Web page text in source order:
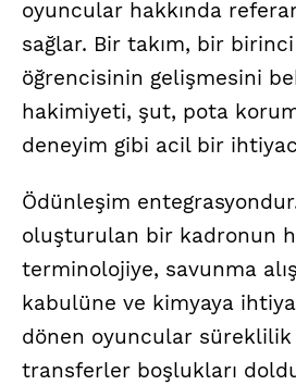
oyuncular hakkında
sağlar. Bir takım, bir birinci
öğrencisinin gelişmesini
hakimiyeti, şut, pota
deneyim gibi acil bir
Ödünleşim
oluşturulan bir kadronun
terminolojiye, savunma
kabulüne ve kimyaya
dönen oyuncular süreklilik
transferler boşlukları